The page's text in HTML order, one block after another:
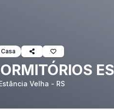
Casa
Velha - RS